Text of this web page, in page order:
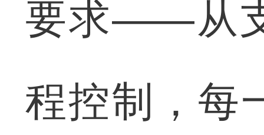
要求——从
程控制，每